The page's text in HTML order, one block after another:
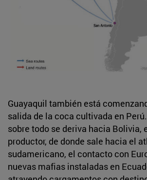
Guayaquil también está
salida de la coca cultivada en
sobre todo se deriva hacia Bolivia,
productor, de donde sale hacia el
sudamericano, el contacto con
nuevas mafias instaladas en